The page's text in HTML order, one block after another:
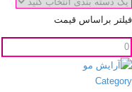
فیلتر براساس قیمت
Category